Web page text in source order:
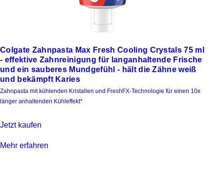
Colgate Zahnpasta Max Fresh Cooling Crystals 75 ml
- effektive Zahnreinigung für langanhaltende Frische
und ein sauberes Mundgefühl - hält die Zähne weiß
und bekämpft Karies
Zahnpasta mit kühlenden Kristallen und FreshFX-Technologie für einen 10x
länger anhaltenden Kühleffekt*
Jetzt kaufen
Mehr erfahren